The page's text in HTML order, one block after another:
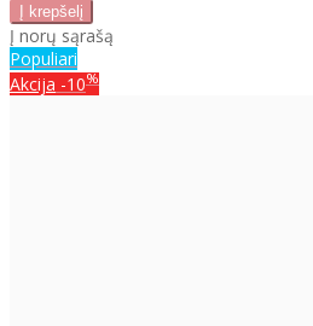
Į norų sąrašą
Populiari
Akcija -10%